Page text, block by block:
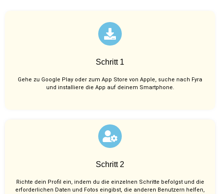
Schritt 1
Gehe zu Google Play oder zum App Store von Apple, suche nach Fyra
und installiere die App auf deinem Smartphone.
Schritt 2
Richte dein Profil ein, indem du die einzelnen Schritte befolgst und die
erforderlichen Daten und Fotos eingibst, die anderen Benutzern helfen,